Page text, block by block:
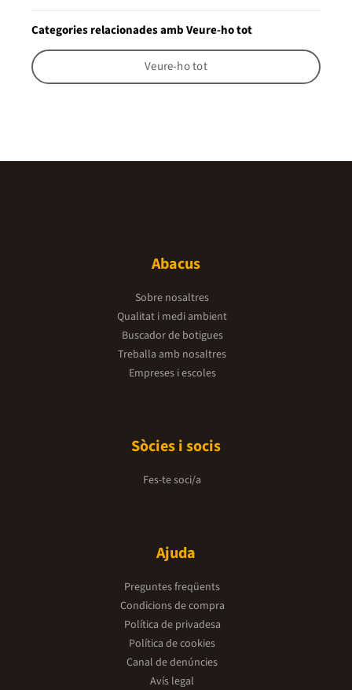
Categories relacionades amb Veure-ho tot
Veure-ho tot
Abacus
Sobre nosaltres
Qualitat i medi ambient
Buscador de botigues
Treballa amb nosaltres
Empreses i escoles
Sòcies i socis
Fes-te soci/a
Ajuda
Preguntes freqüents
Condicions de compra
Política de privadesa
Política de cookies
Canal de denúncies
Avís legal